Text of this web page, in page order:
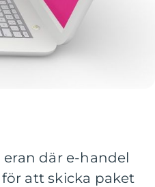
där e-handel
att skicka paket